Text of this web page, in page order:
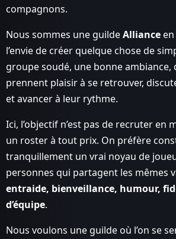
compagnons.
Nous sommes une guildeAlliance
l’envie de créer quelque chose de
groupe soudé, une bonne ambiance,
prennent plaisir à se retrouver,
et avancer à leur rythme.
Ici, l’objectif n’est pas de recruter en
un roster à tout prix. On préfère
tranquillement un vrai noyau de
personnes qui partagent les mêmes
entraide, bienveillance, humour,
d’équipe.
Nous voulons une guilde où l’on se